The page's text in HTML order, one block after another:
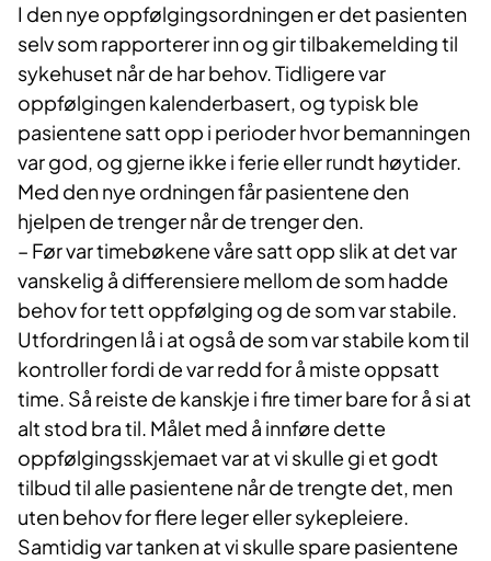
et enkelt og effektivt system for
egenrapportering, basert på et
trafikklysprinsipp. Dette har ført til tidlig
identifisering av høyrisiko-pasienter,
færre akuttilfeller og reduksjon i
unødvendige konsultasjoner.
Prosjektet har dokumentert målbare
gevinster både for kvalitet,
pasientsikkerhet og ressursutnyttelse,
samtidig som det styrker
medarbeidertilfredshet og tverrfaglig
samarbeid.
Modellen er skalerbar og har stort
potensial for overføring til andre kroniske
pasientgrupper. Arbeidet er solid
forankret i Helse Nords verdier om
kvalitet, trygghet, respekt og lagspill.
I den nye oppfølgingsordningen er det pasienten
selv som rapporterer inn og gir tilbakemelding til
sykehuset når de har behov. Tidligere var
oppfølgingen kalenderbasert, og typisk ble
pasientene satt opp i perioder hvor bemanningen
var god, og gjerne ikke i ferie eller rundt høytider.
Med den nye ordningen får pasientene den
hjelpen de trenger når de trenger den.
– Før var timebøkene våre satt opp slik at det var
vanskelig å differensiere mellom de som hadde
behov for tett oppfølging og de som var stabile.
Utfordringen lå i at også de som var stabile kom til
kontroller fordi de var redd for å miste oppsatt
time. Så reiste de kanskje i fire timer bare for å si at
alt stod bra til. Målet med å innføre dette
oppfølgingsskjemaet var at vi skulle gi et godt
tilbud til alle pasientene når de trengte det, men
uten behov for flere leger eller sykepleiere.
Samtidig var tanken at vi skulle spare pasientene